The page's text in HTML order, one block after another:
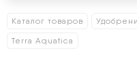
Каталог товаров
Terra Aquatica